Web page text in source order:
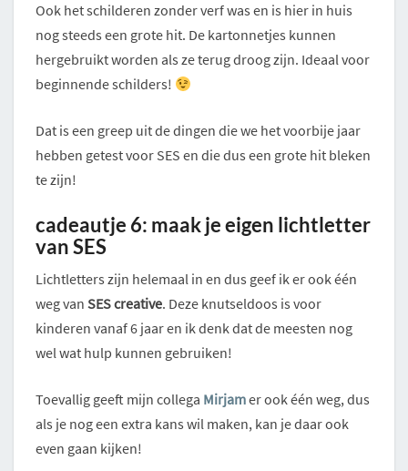
Ook het schilderen zonder verf was en is hier in huis
nog steeds een grote hit. De kartonnetjes kunnen
hergebruikt worden als ze terug droog zijn. Ideaal voor
beginnende schilders!
Dat is een greep uit de dingen die we het voorbije jaar
hebben getest voor SES en die dus een grote hit bleken
te zijn!
cadeautje 6: maak je eigen lichtletter
van SES
Lichtletters zijn helemaal in en dus geef ik er ook één
weg van SES creative. Deze knutseldoos is voor
kinderen vanaf 6 jaar en ik denk dat de meesten nog
wel wat hulp kunnen gebruiken!
Toevallig geeft mijn collega Mirjamer ook één weg, dus
als je nog een extra kans wil maken, kan je daar ook
even gaan kijken!